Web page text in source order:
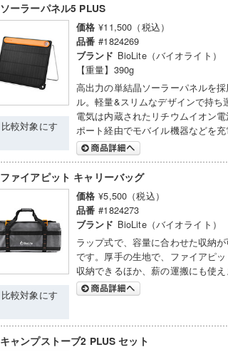
ソーラーパネル5 PLUS
比較対象にす
価格 ¥11,500（税込）
品番 #1824269
ブランド BioLite（バイオライト）
【重量】390g
高出力の単結晶ソーラーパネルを
ル。軽量&スリムなデザインで持ち
電気は内蔵されたリチウムイオン
ポート経由でモバイル機器などを充
ファイアピット キャリーバッグ
比較対象にす
価格 ¥5,500（税込）
品番 #1824273
ブランド BioLite（バイオライト）
ラップ式で、容量に合わせた収納
です。厚手の生地で、ファイアピ
収納できるほか、薪の運搬にも使え
キャンプストーブ2 PLUS セット